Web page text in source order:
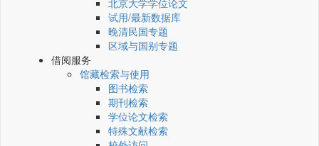
北京大学学位论文
试用/最新数据库
晚清民国专题
区域与国别专题
借阅服务
馆藏检索与使用
图书检索
期刊检索
学位论文检索
特殊文献检索